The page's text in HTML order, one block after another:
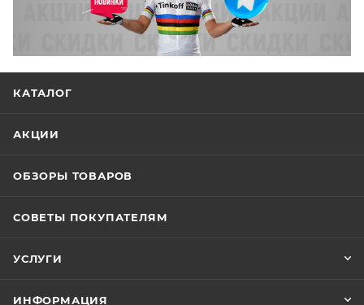
КАТАЛОГ
АКЦИИ
ОБЗОРЫ ТОВАРОВ
СОВЕТЫ ПОКУПАТЕЛЯМ
УСЛУГИ
ИНФОРМАЦИЯ